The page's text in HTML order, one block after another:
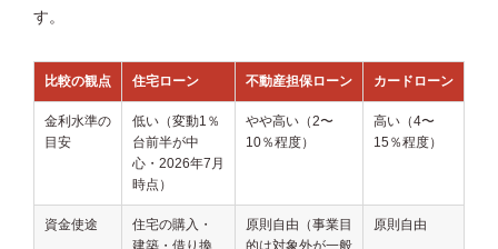
す。
比較の観点 住宅ローン 不動産担保ローン カードローン
金利水準の
目安
低い（変動1％
台前半が中
心・2026年7月
時点）
やや高い（2〜
10％程度）
高い（4〜
15％程度）
資金使途
住宅の購入・
建築・借り換
原則自由（事業目
的は対象外が一般
原則自由